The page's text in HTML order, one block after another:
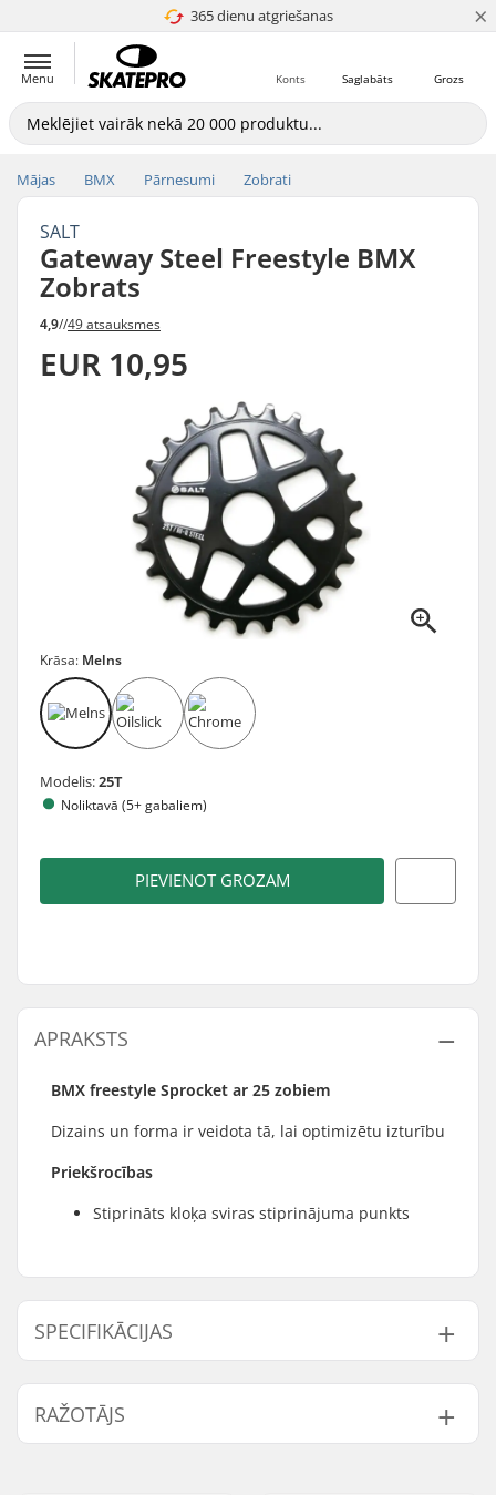
365 dienu atgriešanas
4.8 no 5 ×
Menu Grozs
Saglabāts
Konts
Mājas BMX Pārnesumi Zobrati
SALT
Gateway Steel Freestyle BMX
Zobrats
4,9//49 atsauksmes
EUR 10,95
Krāsa: Melns
Modelis:25T
Noliktavā (5+ gabaliem)
PIEVIENOT GROZAM
APRAKSTS
BMX freestyle Sprocket ar 25 zobiem
Dizains un forma ir veidota tā, lai optimizētu izturību
Priekšrocības
Stiprināts kloķa sviras stiprinājuma punkts
SPECIFIKĀCIJAS
Zobu skaits:
25T
Zobrata stiprinājums:
Sprocket guard:
No
RAŽOTĀJS